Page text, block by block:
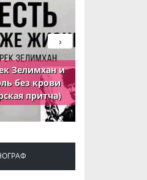
Зелимхан и
без крови
притча)
›